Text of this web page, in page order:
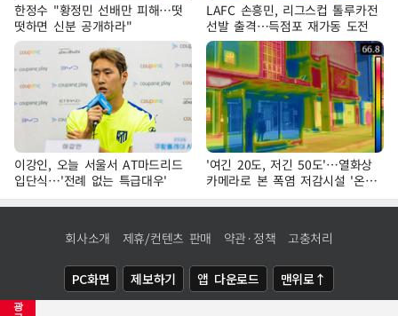
광
한정수 "황정민 선배만 피해…떳
떳하면 신분 공개하라"
LAFC 손흥민, 리그스컵 톨루카전
선발 출격…득점포 재가동 도전
이강인, 오늘 서울서 AT마드리드
입단식…'전례 없는 특급대우'
'여긴 20도, 저긴 50도'…열화상
카메라로 본 폭염 저감시설 '온도
차'
회사소개 제휴/컨텐츠 판매 약관·정책 고충처리
PC화면 제보하기 앱 다운로드 맨위로↑